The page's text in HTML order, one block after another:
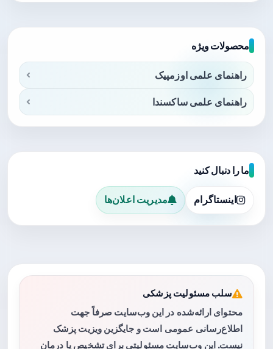
محصولات ویژه
راهنمای علمی اوزمپیک
راهنمای علمی ساکسندا
ما را دنبال کنید
اینستاگرام مدیریت اعلان‌ها
سلب مسئولیت پزشکی
محتوای ارائه‌شده در این وب‌سایت صرفاً جهت
اطلاع‌رسانی عمومی است و جایگزین ویزیت پزشک
نیست. این وب‌سایت مسئولیتی برای تشخیص یا درمان